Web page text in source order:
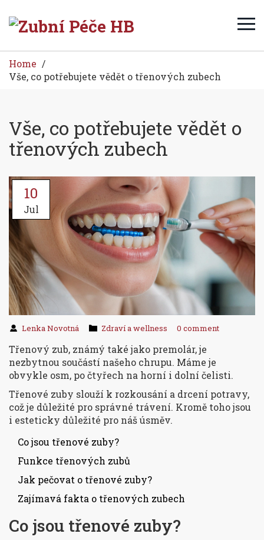
Home
Vše, co potřebujete vědět o třenových zubech
Vše, co potřebujete vědět o
třenových zubech
10
Jul
Lenka Novotná Zdraví a wellness 0 comment
Třenový zub, známý také jako premolár, je
nezbytnou součástí našeho chrupu. Máme je
obvykle osm, po čtyřech na horní i dolní čelisti.
Třenové zuby slouží k rozkousání a drcení potravy,
což je důležité pro správné trávení. Kromě toho jsou
i esteticky důležité pro náš úsměv.
Co jsou třenové zuby?
Funkce třenových zubů
Jak pečovat o třenové zuby?
Zajímavá fakta o třenových zubech
Co jsou třenové zuby?